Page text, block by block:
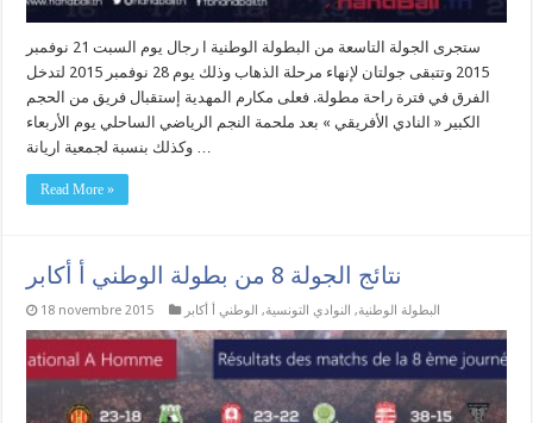
ستجرى الجولة التاسعة من البطولة الوطنية ا رجال يوم السبت 21 نوفمبر
2015 وتتبقى جولتان لإنهاء مرحلة الذهاب وذلك يوم 28 نوفمبر 2015 لتدخل
الفرق في فترة راحة مطولة. فعلى مكارم المهدية إستقبال فريق من الحجم
الكبير « النادي الأفريقي » بعد ملحمة النجم الرياضي الساحلي يوم الأربعاء
وكذلك بنسبة لجمعية اريانة …
Read More »
نتائج الجولة 8 من بطولة الوطني أ أكابر
18 novembre 2015 البطولة الوطنية, النوادي التونسية, الوطني أ أكابر